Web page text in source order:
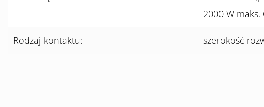
2000 W
Rodzaj kontaktu: szerokość